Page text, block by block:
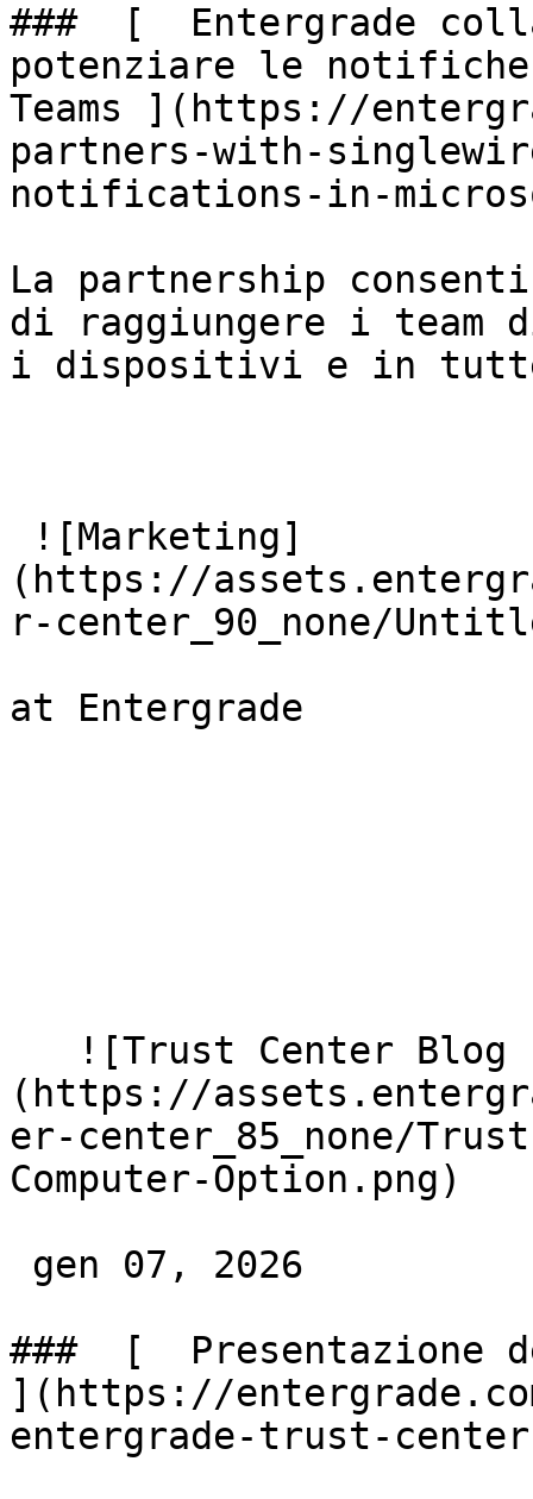
###  [  Entergrade
potenziare le
Teams ](https://
partners-with-
notifications-in-
La partnership
di raggiungere i
i dispositivi e in
(https://
r-center_90_none/
at Entergrade
(https://
er-center_85_none/
Computer-Option.png)
###  [  Presentazione
](https://
entergrade-trust-